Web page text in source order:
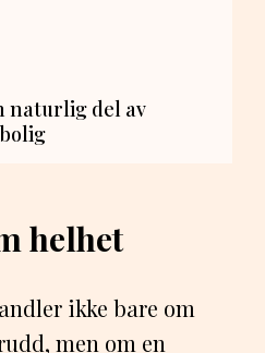
naturlig del av
helhet
ikke bare om
men om en